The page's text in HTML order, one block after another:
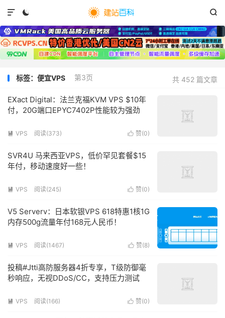
 

共 452 篇文章
标签：便宜VPS 第3页
EXact Digital：法兰克福KVM VPS $10年
付，20G端口EPYC7402P性能较为强劲
 赞(0)
 VPS 阅读(373)
SVR4U 马来西亚VPS，低价罕见套餐$15
年付，移动速度好一些！
 赞(0)
 VPS 阅读(245)
V5 Serverv：日本软银VPS 618特惠1核1G
内存500g流量年付168元人民币！
 赞(8)
 VPS 阅读(1467)
投稿#Jtti高防服务器4折专享，T级防御毫
秒响应，无视DDoS/CC，支持压力测试
 赞(0)
 VPS 阅读(166)